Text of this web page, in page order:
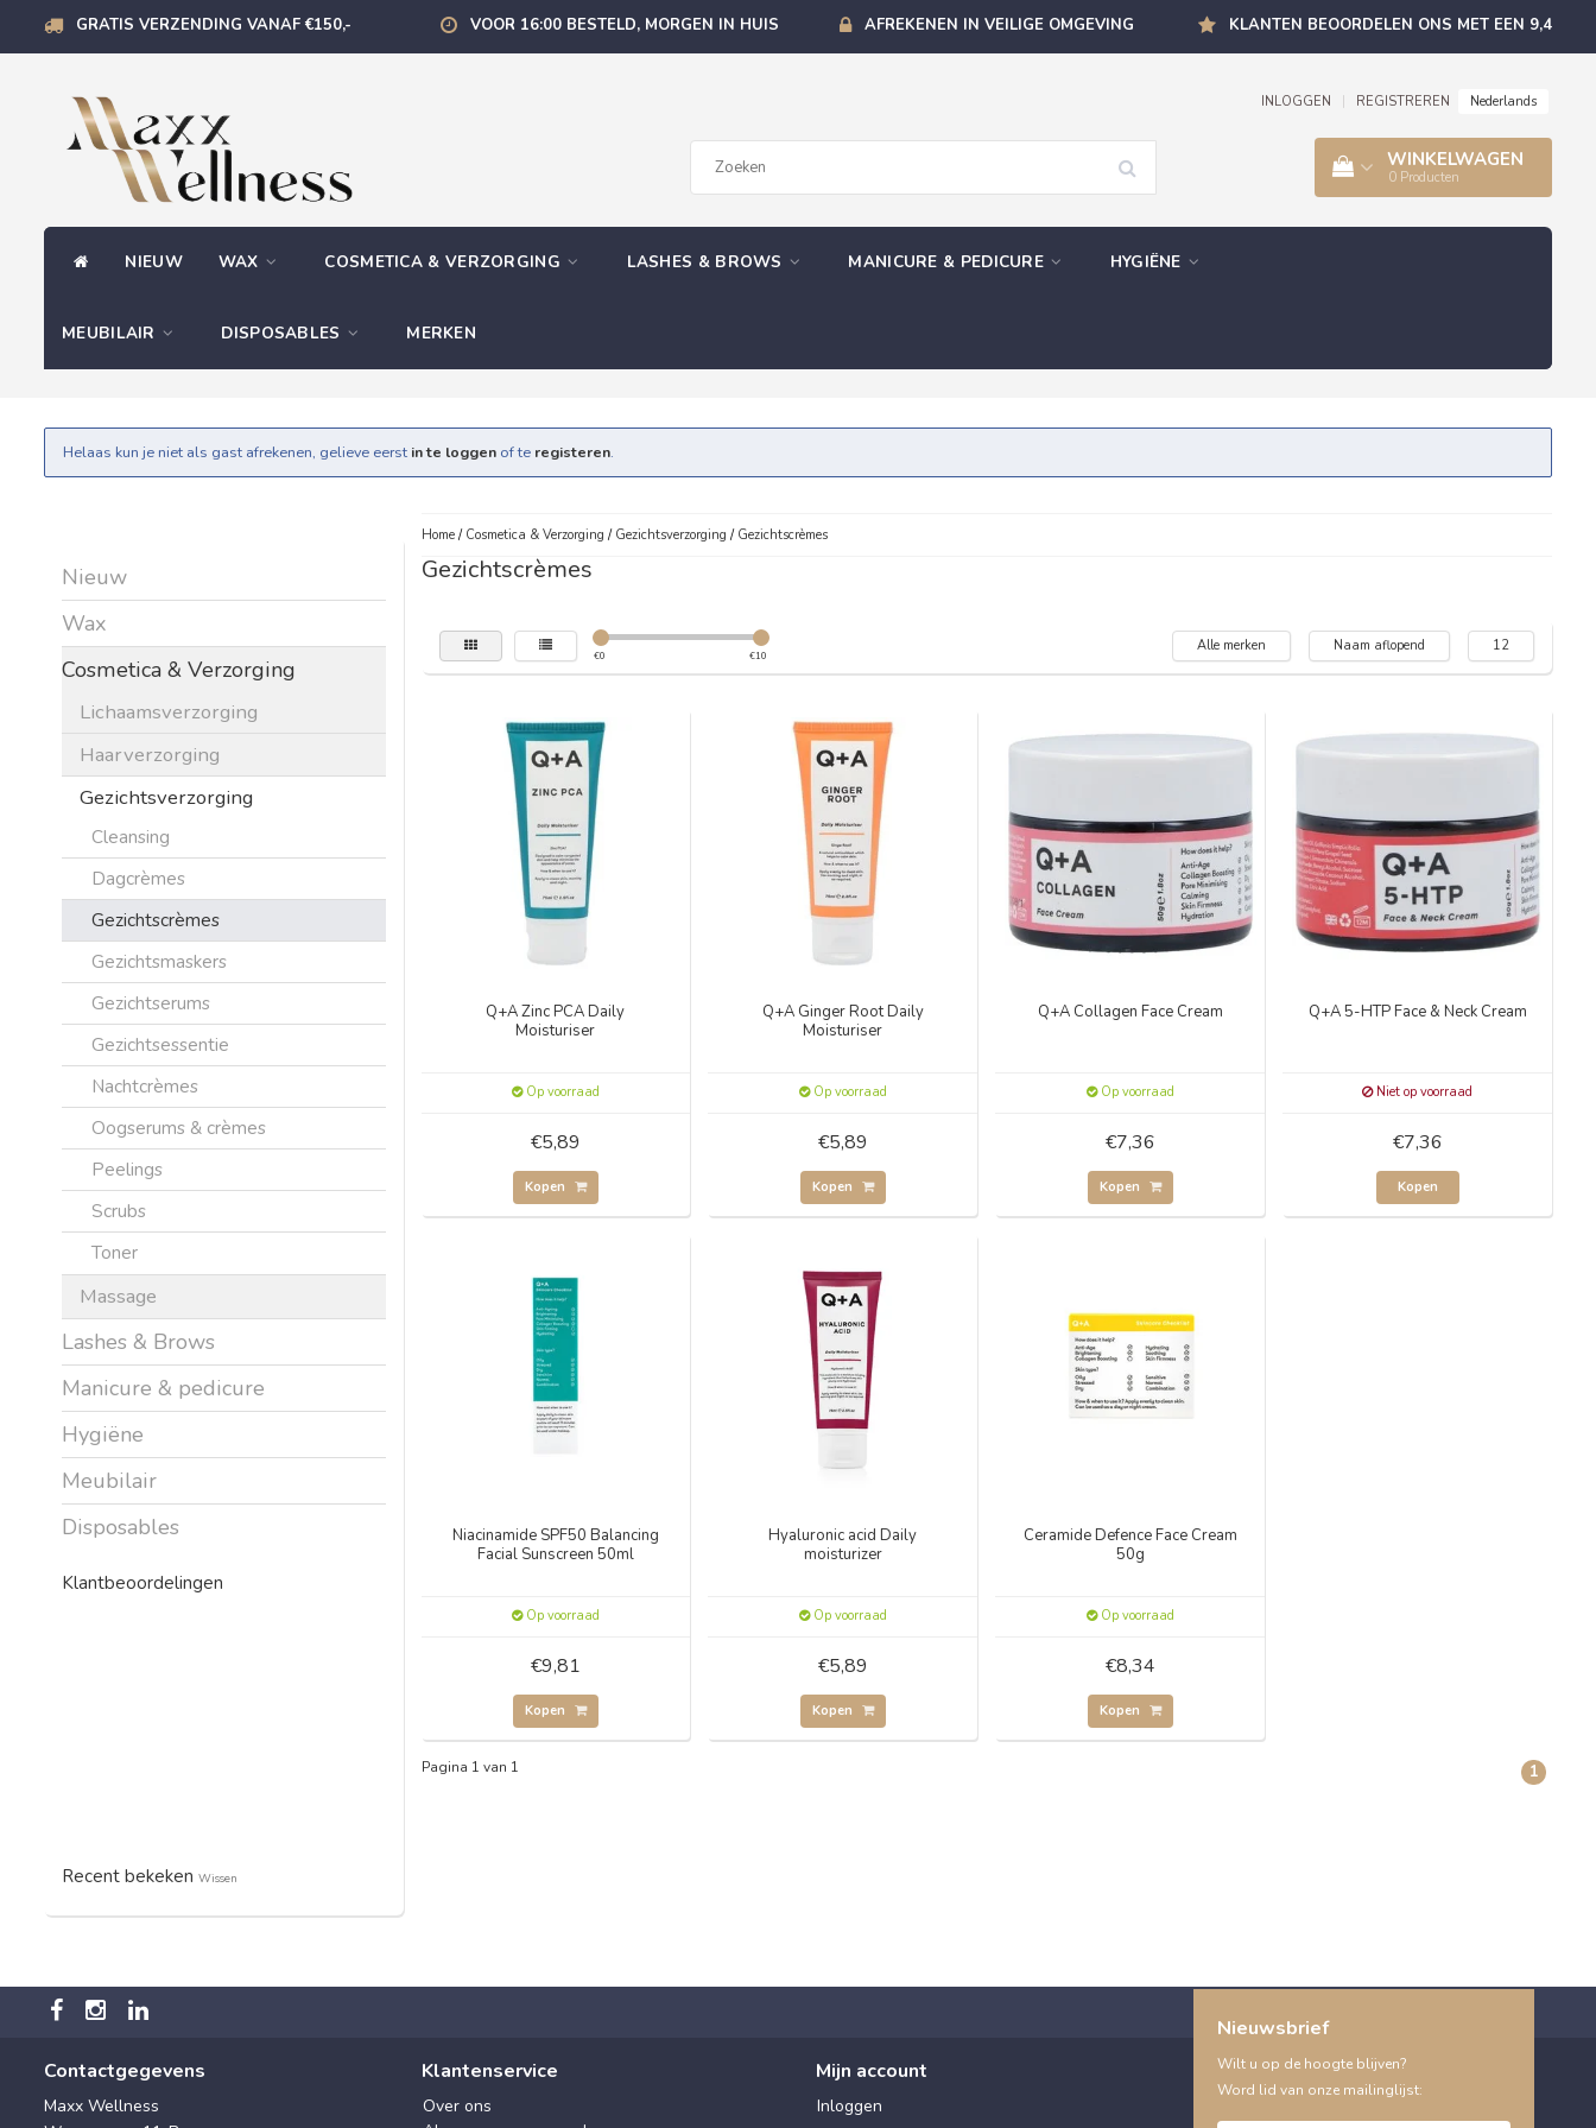
GRATIS VERZENDING VANAF €150,- VOOR 16:00 BESTELD, MORGEN IN HUIS AFREKENEN IN VEILIGE OMGEVING KLANTEN BEOORDELEN ONS MET EEN 9,4
INLOGGEN REGISTREREN Nederlands
WINKELWAGEN
0 Producten
NIEUW WAX COSMETICA & VERZORGING LASHES & BROWS MANICURE & PEDICURE HYGIËNE
MEUBILAIR DISPOSABLES MERKEN
Helaas kun je niet als gast afrekenen, gelieve eerst in te loggen of te registeren.
Nieuw
Wax
Cosmetica & Verzorging
Lichaamsverzorging
Haarverzorging
Gezichtsverzorging
Cleansing
Dagcrèmes
Gezichtscrèmes
Gezichtsmaskers
Gezichtserums
Gezichtsessentie
Nachtcrèmes
Oogserums & crèmes
Peelings
Scrubs
Toner
Massage
Lashes & Brows
Manicure & pedicure
Hygiëne
Meubilair
Disposables
Klantbeoordelingen
Recent bekeken Wissen
Home/ Cosmetica & Verzorging / Gezichtsverzorging / Gezichtscrèmes
Gezichtscrèmes
€0 €10
Alle merken Naam aflopend 12
Q+A Zinc PCA Daily
Moisturiser
Op voorraad
€5,89
Kopen
Q+A Ginger Root Daily
Moisturiser
Op voorraad
€5,89
Kopen
Q+A Collagen Face Cream
Op voorraad
€7,36
Kopen
Q+A 5-HTP Face & Neck Cream
Niet op voorraad
€7,36
Kopen
Niacinamide SPF50 Balancing
Facial Sunscreen 50ml
Op voorraad
€9,81
Kopen
Hyaluronic acid Daily
moisturizer
Op voorraad
€5,89
Kopen
Ceramide Defence Face Cream
50g
Op voorraad
€8,34
Kopen
Pagina 1 van 1 1
Contactgegevens
Maxx Wellness
Klantenservice
Over ons
Mijn account
Inloggen
Nieuwsbrief
Wilt u op de hoogte blijven?
Word lid van onze mailinglijst: